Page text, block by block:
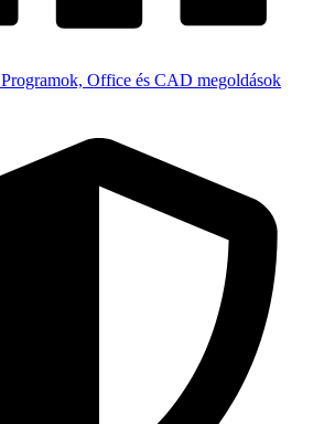
Programok, Office és CAD megoldások